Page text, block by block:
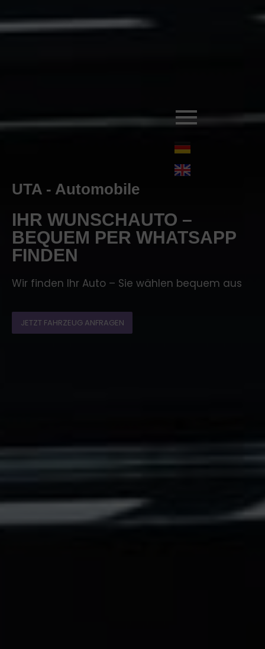
UTA - Automobile
IHR WUNSCHAUTO –
BEQUEM PER WHATSAPP
FINDEN
Wir finden Ihr Auto – Sie wählen bequem aus
JETZT FAHRZEUG ANFRAGEN